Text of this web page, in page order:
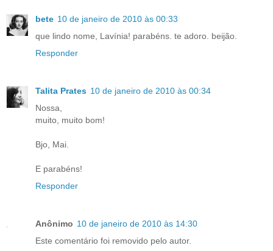
bete 10 de janeiro de 2010 às 00:33
que lindo nome, Lavínia! parabéns. te adoro. beijão.
Responder
Talita Prates 10 de janeiro de 2010 às 00:34
Nossa,
muito, muito bom!
Bjo, Mai.
E parabéns!
Responder
Anônimo 10 de janeiro de 2010 às 14:30
Este comentário foi removido pelo autor.